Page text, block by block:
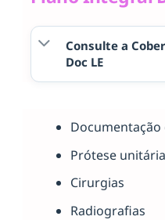
Consulte a
Doc LE
Prótese
Cirurgias
Radiografias